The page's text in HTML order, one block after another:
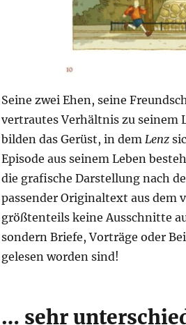
Seine zwei Ehen, seine
vertrautes Verhältnis zu seinem
bilden das Gerüst, in dem Lenz
Episode aus seinem Leben
die grafische Darstellung nach
passender Originaltext aus dem
größtenteils keine Ausschnitte
sondern Briefe, Vorträge oder
gelesen worden sind!
… sehr